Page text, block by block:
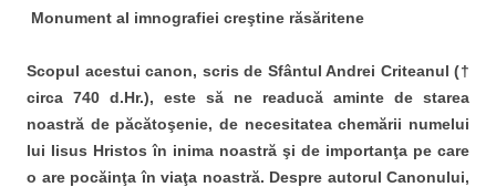
Monument al imnografiei creştine răsăritene
Scopul acestui canon, scris de Sfântul Andrei Criteanul (†
circa 740 d.Hr.), este să ne readucă aminte de starea
noastră de păcătoşenie, de necesitatea chemării numelui
lui Iisus Hristos în inima noastră şi de importanţa pe care
o are pocăinţa în viaţa noastră. Despre autorul Canonului,